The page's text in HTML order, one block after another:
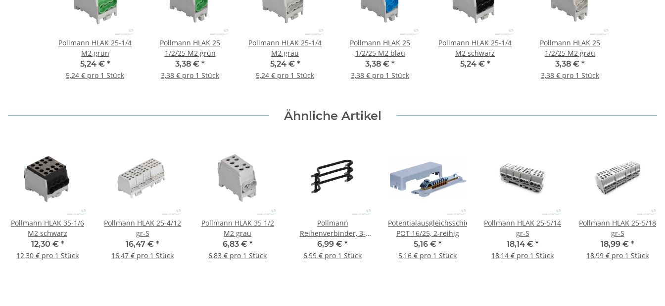
Pollmann HLAK 25-1/4
M2 grün
5,24 € *
5,24 € pro 1 Stück
Pollmann HLAK 25
1/2/25 M2 grün
3,38 € *
3,38 € pro 1 Stück
Pollmann HLAK 25-1/4
M2 grau
5,24 € *
5,24 € pro 1 Stück
Pollmann HLAK 25
1/2/25 M2 blau
3,38 € *
3,38 € pro 1 Stück
Pollmann HLAK 25-1/4
M2 schwarz
5,24 € *
Pollmann HLAK 25
1/2/25 M2 grau
3,38 € *
3,38 € pro 1 Stück
Ähnliche Artikel
Pollmann HLAK 35-1/6
M2 schwarz
12,30 € *
12,30 € pro 1 Stück
Pollmann HLAK 25-4/12
gr-S
16,47 € *
16,47 € pro 1 Stück
Pollmann HLAK 35 1/2
M2 grau
6,83 € *
6,83 € pro 1 Stück
Pollmann
Reihenverbinder, 3-
polig, VS/3-125/10 (3xs)
6,99 € *
6,99 € pro 1 Stück
Potentialausgleichsschiene
POT 16/25, 2-reihig
5,16 € *
5,16 € pro 1 Stück
Pollmann HLAK 25-5/14
gr-S
18,14 € *
18,14 € pro 1 Stück
Pollmann HLAK 25-5/18
gr-S
18,99 € *
18,99 € pro 1 Stück